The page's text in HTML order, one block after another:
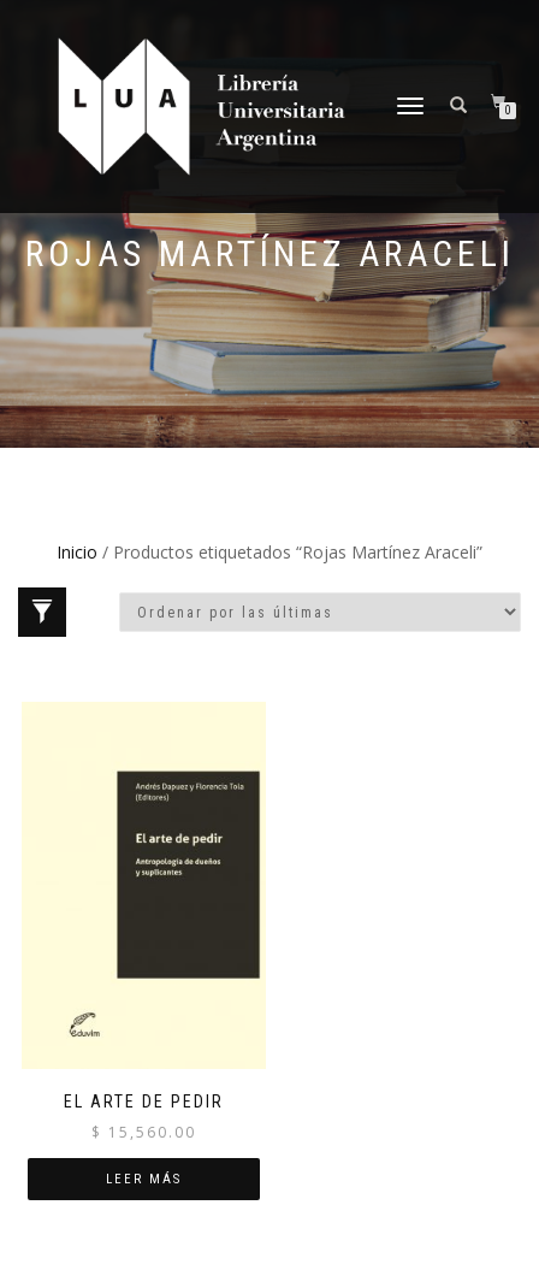
NAVEGACIÓN
0
ROJAS MARTÍNEZ ARACELI
Inicio / Productos etiquetados “Rojas Martínez Araceli”
EL ARTE DE PEDIR
$ 15,560.00
LEER MÁS